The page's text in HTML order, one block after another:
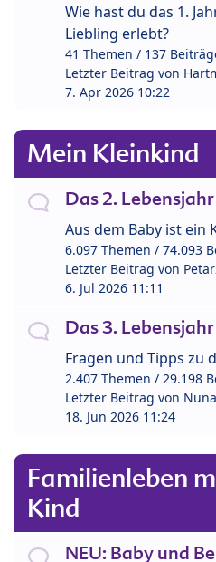
Wie hast du das 1.
Liebling erlebt?
41 Themen / 137
Letzter Beitrag von
7. Apr 2026 10:22
Mein Kleinkind
Das 2. Lebensjahr
Aus dem Baby ist ein
6.097 Themen / 74.093
Letzter Beitrag von
6. Jul 2026 11:11
Das 3. Lebensjahr
Fragen und Tipps zu
2.407 Themen / 29.198
Letzter Beitrag von Nuna
18. Jun 2026 11:24
Familienleben
Kind
NEU: Baby und